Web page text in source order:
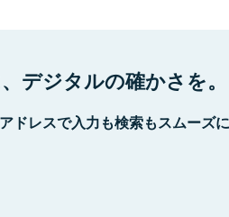
デジタルの確かさを。
ドレスで入力も検索もスムーズ